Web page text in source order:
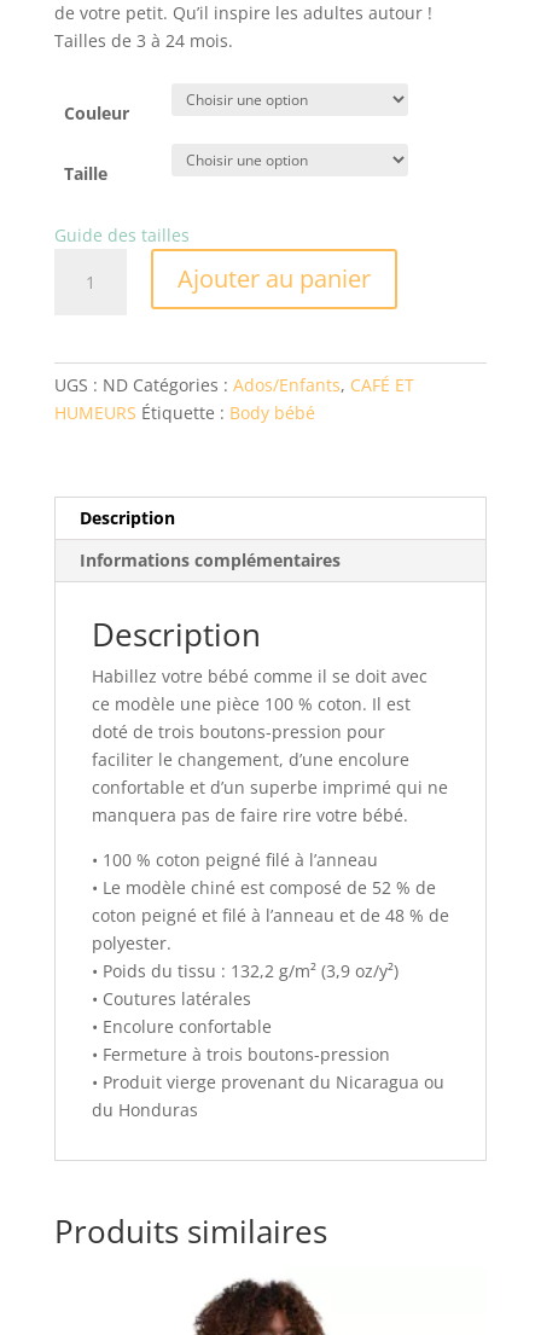
de votre petit. Qu’il inspire les adultes autour !
Tailles de 3 à 24 mois.
Couleur
Taille
Guide des tailles
Humeurs
Ajouter au panier
UGS : ND Catégories : Ados/Enfants, CAFÉ ET
HUMEURS Étiquette : Body bébé
Description
Informations complémentaires
Description
Habillez votre bébé comme il se doit avec
ce modèle une pièce 100 % coton. Il est
doté de trois boutons-pression pour
faciliter le changement, d’une encolure
confortable et d’un superbe imprimé qui ne
manquera pas de faire rire votre bébé.
• 100 % coton peigné filé à l’anneau
• Le modèle chiné est composé de 52 % de
coton peigné et filé à l’anneau et de 48 % de
polyester.
• Poids du tissu : 132,2 g/m² (3,9 oz/y²)
• Coutures latérales
• Encolure confortable
• Fermeture à trois boutons-pression
• Produit vierge provenant du Nicaragua ou
du Honduras
Produits similaires